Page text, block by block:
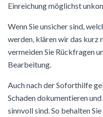
Einreichung möglichst
Wenn Sie unsicher sind,
werden, klären wir das kurz
vermeiden Sie Rückfragen
Bearbeitung.
Auch nach der Soforthilfe
Schaden dokumentieren
sinnvoll sind. So behalten